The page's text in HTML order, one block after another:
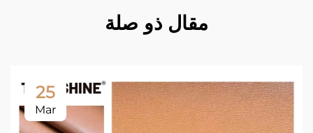
مقال ذو صلة
25
Mar